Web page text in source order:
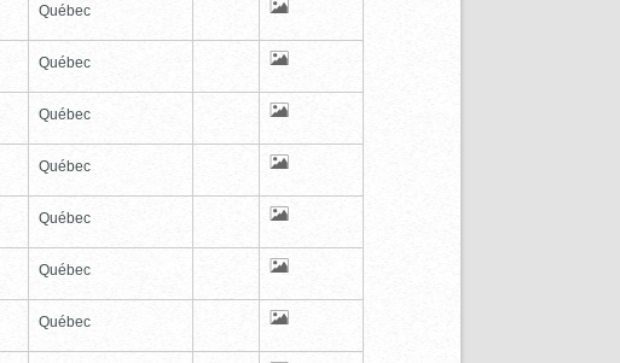
Québec
Québec
Québec
Québec
Québec
Québec
Québec